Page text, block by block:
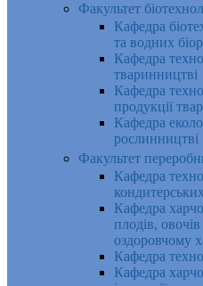
Факультет
Кафедра
та водних
Кафедра
тваринництві
Кафедра
продукції
Кафедра
рослинництві
Факультет
Кафедра
Кафедра
плодів,
оздоровчому
Кафедра
Кафедра